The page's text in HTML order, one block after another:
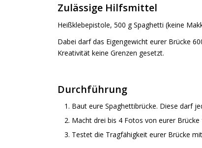
Zulässige Hilfsmittel
Heißklebepistole, 500 g Spaghetti (keine
Dabei darf das Eigengewicht eurer Brücke
Kreativität keine Grenzen gesetzt.
Durchführung
Baut eure Spaghettibrücke. Diese darf
Macht drei bis 4 Fotos von eurer Brücke
Testet die Tragfähigkeit eurer Brücke